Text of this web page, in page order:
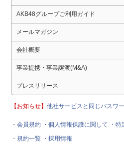
AKB48グループご利用ガイド
メールマガジン
会社概要
事業提携・事業譲渡(M&A)
プレスリリース
【お知らせ】他社サービスと同じパスワ
・会員規約 ・個人情報保護に関して
・
・規約一覧 ・採用情報